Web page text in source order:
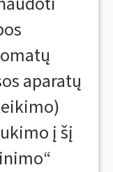
aparatų
į šį